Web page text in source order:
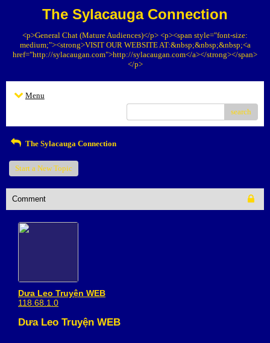
The Sylacauga Connection
<p>General Chat (Mature Audiences)</p> <p><span style="font-size:
medium;"><strong>VISIT OUR WEBSITE AT:&nbsp;&nbsp;&nbsp;<a
href="http://sylacaugan.com">http://sylacaugan.com</a></strong></span>
</p>
Menu
search
The Sylacauga Connection
Start a New Topic
Comment
Dưa Leo Truyện WEB
118.68.1.0
Dưa Leo Truyện WEB